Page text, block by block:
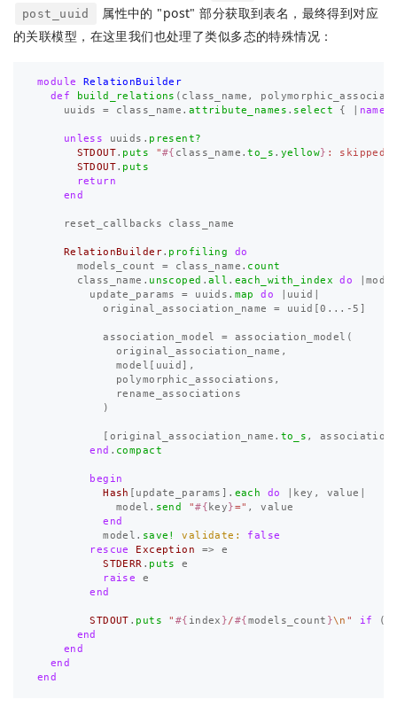
post_uuid
属性中的 "post" 部分获取到表名，最终得到对应
的关联模型，在这里我们也处理了类似多态的特殊情况：
module
RelationBuilder
def
build_relations ( class_name ,
uuids
= class_name . attribute_names . select { name
unless uuids . present?
STDOUT. puts "#{ class_name .to_s . yellow} : skipped"
STDOUT. puts
return
end
reset_callbacks class_name
RelationBuilder. profiling
do
models_count
= class_name . count
class_name . unscoped . all . each_with_index do |
update_params
= uuids . map do uuid
original_association_name
= uuid [0 ...-5 ]
association_model = association_model (
original_association_name ,
model [ uuid ],
polymorphic_associations ,
rename_associations
)
[ original_association_name . to_s ,
end . compact
begin
Hash [ update_params ]. each do key , value
model . send "#{ key}=" ,
value
end
model . save! validate: false
rescue
Exception =>
e
STDERR . puts
e
raise
e
end
STDOUT . puts " #{ index }/#{models_count }\n " if (
end
end
end
end